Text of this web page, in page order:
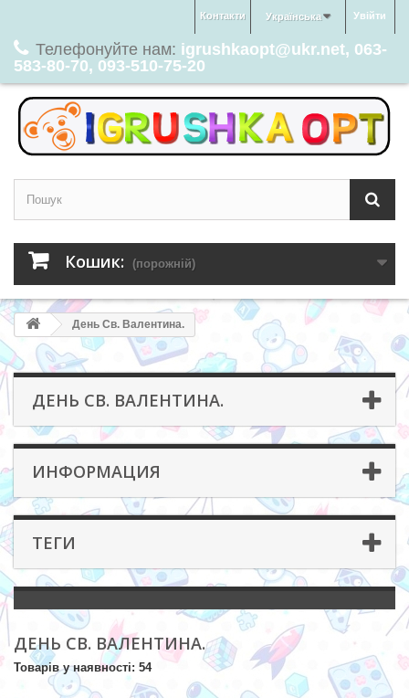
Увійти
Українська
Контакти
Телефонуйте нам: igrushkaopt@ukr.net, 063-
583-80-70, 093-510-75-20
Кошик: (порожній)
День Св. Валентина.
ДЕНЬ СВ. ВАЛЕНТИНА.
ИНФОРМАЦИЯ
ТЕГИ
ДЕНЬ СВ. ВАЛЕНТИНА.
Товарів у наявності: 54